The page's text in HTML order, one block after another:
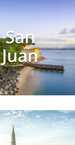
San
Juan